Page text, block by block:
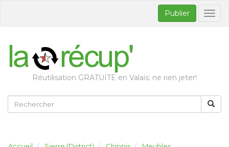
Publier
Réutilisation GRATUITE en Valais: ne rien jeter!